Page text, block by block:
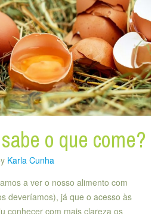
o que come?
Karla Cunha
a ver o nosso alimento com
deveríamos), já que o acesso às
conhecer com mais clareza os